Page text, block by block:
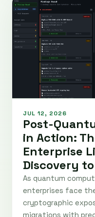
JUL 12, 2026
Post-
in Action:
Enterprise
Discovery
As quantum
enterprises face
cryptographic
migrations with